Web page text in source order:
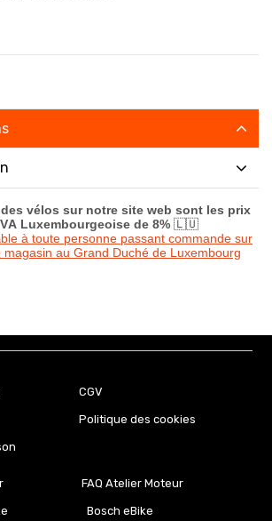
vélos sur notre site web sont les prix
Luxembourgeoise de 8% 🇱🇺
à toute personne passant commande sur
magasin au Grand Duché de Luxembourg
CGV
Politique des cookies
FAQ Atelier Moteur
Bosch eBike